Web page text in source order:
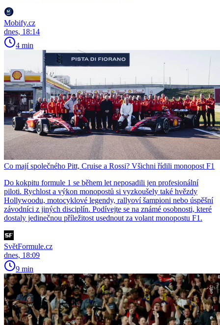
Mobify.cz
dnes, 18:14
4 min
Co mají společného Pitt, Cruise a Rossi? Všichni řídili monopost F1
Do kokpitu formule 1 se během let neposadili jen profesionální
piloti. Rychlost a výkon monopostů si vyzkoušely také hvězdy
Hollywoodu, motocyklové legendy, rallyoví šampioni nebo úspěšní
závodníci z jiných disciplín. Podívejte se na známé osobnosti, které
dostaly jedinečnou příležitost usednout za volant monopostu F1.
SvětFormule.cz
dnes, 18:09
9 min